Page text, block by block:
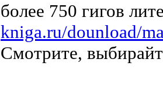
более 750 гигов
kniga.ru/dounload/
Смотрите,